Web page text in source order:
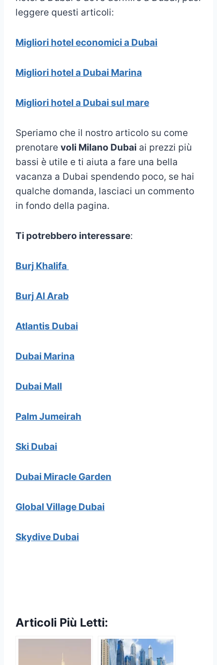
leggere questi articoli:
Migliori hotel economici a Dubai
Migliori hotel a Dubai Marina
Migliori hotel a Dubai sul mare
Speriamo che il nostro articolo su come
prenotare voli Milano Dubai ai prezzi più
bassi è utile e ti aiuta a fare una bella
vacanza a Dubai spendendo poco, se hai
qualche domanda, lasciaci un commento
in fondo della pagina.
Ti potrebbero interessare:
Burj Khalifa
Burj Al Arab
Atlantis Dubai
Dubai Marina
Dubai Mall
Palm Jumeirah
Ski Dubai
Dubai Miracle Garden
Global Village Dubai
Skydive Dubai
Articoli Più Letti: